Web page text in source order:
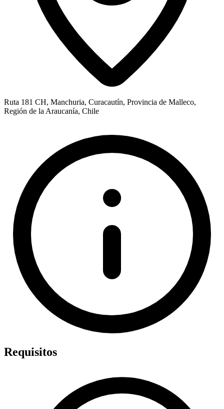
Ruta 181 CH, Manchuria, Curacautín, Provincia de Malleco,
Región de la Araucanía, Chile
Requisitos